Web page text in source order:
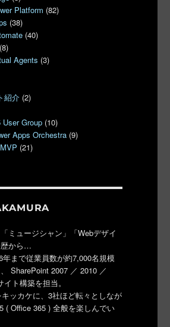
Platform (82)
(38)
(40)
(8)
Agents (3)
紹介 (2)
User Group (10)
Apps Orchestra (9)
(21)
ミュージシャン」「Webデザイ
歴から…
年まで従業員数が約7,000名規模
SharePoint 2007 ／ 2010 ／
ト構築を担当。
ッカケに、3社ほど転々としなが
( Office 365 ) 全般を楽しんでい